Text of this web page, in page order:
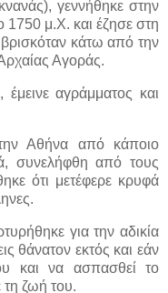
γεννήθηκε στην
1750 μ.Χ. και έζησε στη
κάτω από την
Αγοράς.
αγράμματος και
Αθήνα από κάποιο
συνελήφθη από τους
ότι μετέφερε κρυφά
για την αδικία
θάνατον εκτός και εάν
και να ασπασθεί το
ζωή του.